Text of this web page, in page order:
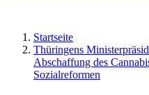
Startseite
Thüringens
Abschaffung des
Sozialreformen